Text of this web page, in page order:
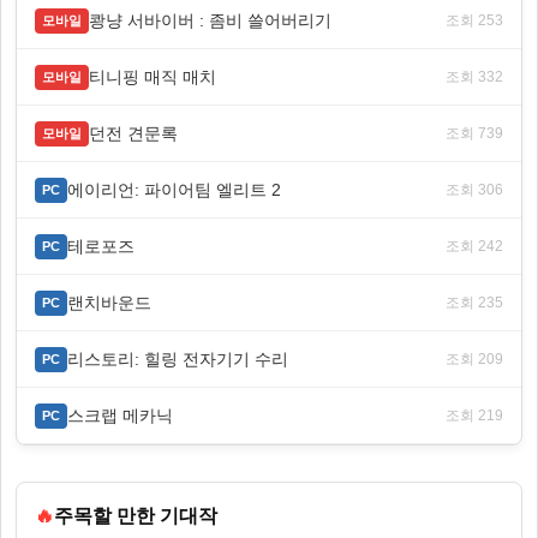
모바일 쾅냥 서바이버 : 좀비 쓸어버리기 조회 253
모바일 티니핑 매직 매치 조회 332
모바일 던전 견문록 조회 739
PC 에이리언: 파이어팀 엘리트 2 조회 306
PC 테로포즈 조회 242
PC 랜치바운드 조회 235
PC 리스토리: 힐링 전자기기 수리 조회 209
PC 스크랩 메카닉 조회 219
🔥주목할 만한 기대작